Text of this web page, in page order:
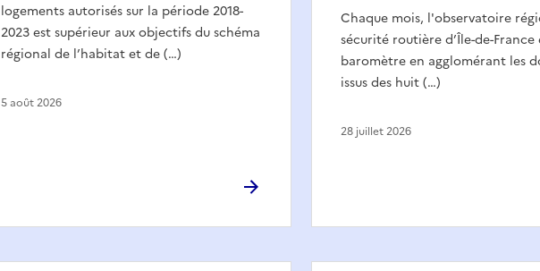
logements autorisés sur la période 2018-
2023 est supérieur aux objectifs du schéma
régional de l’habitat et de (…)
5 août 2026
Chaque mois, l'observatoire
sécurité routière d’Île-de-
baromètre en agglomérant les
issus des huit (…)
28 juillet 2026